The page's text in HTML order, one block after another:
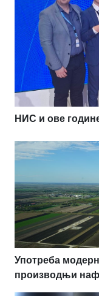
НИС и ове
Употреба
производњи